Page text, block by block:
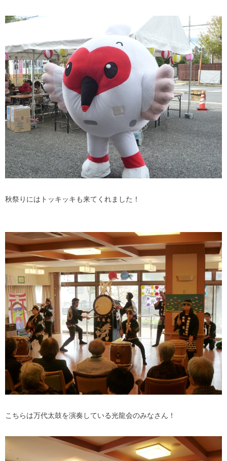
秋祭りにはトッキッキも来てくれました！
こちらは万代太鼓を演奏している光龍会のみなさん！